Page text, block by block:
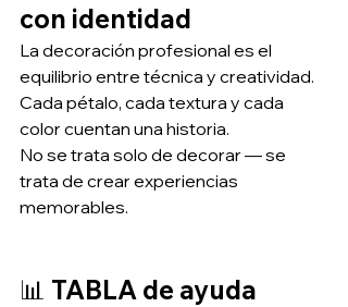
con identidad
La decoración profesional es el
equilibrio entre técnica y creatividad.
Cada pétalo, cada textura y cada
color cuentan una historia.
No se trata solo de decorar — se
trata de crear experiencias
memorables.
📊 TABLA de ayuda